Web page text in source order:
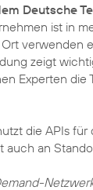
Deutsche
ist in
verwenden
zeigt
Experten
die APIs für
auch an